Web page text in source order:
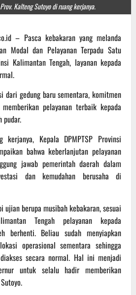
Kalteng Sutoyo di ruang kerjanya.
– Pasca kebakaran yang melanda
Modal dan Pelayanan Terpadu Satu
Kalimantan Tengah, layanan kepada
dari gedung baru sementara, komitmen
pelayanan terbaik kepada
pudar.
Kepala DPMPTSP Provinsi
bahwa keberlanjutan pelayanan
jawab pemerintah daerah dalam
dan kemudahan berusaha di
ujian berupa musibah kebakaran, sesuai
Tengah pelayanan kepada
berhenti. Beliau sudah menyiapkan
operasional sementara sehingga
secara normal. Hal ini menjadi
untuk selalu hadir memberikan